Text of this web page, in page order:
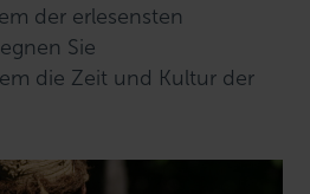
der erlesensten
Sie
die Zeit und Kultur der